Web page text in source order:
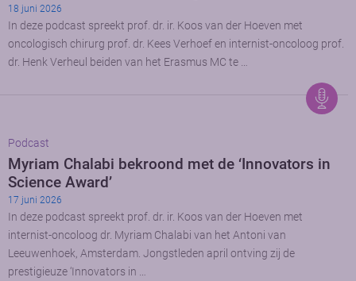
18 juni 2026
In deze podcast spreekt prof. dr. ir. Koos van der Hoeven met
oncologisch chirurg prof. dr. Kees Verhoef en internist-oncoloog prof.
dr. Henk Verheul beiden van het Erasmus MC te …
Podcast
Myriam Chalabi bekroond met de ‘Innovators in
Science Award’
17 juni 2026
In deze podcast spreekt prof. dr. ir. Koos van der Hoeven met
internist-oncoloog dr. Myriam Chalabi van het Antoni van
Leeuwenhoek, Amsterdam. Jongstleden april ontving zij de
prestigieuze ‘Innovators in …